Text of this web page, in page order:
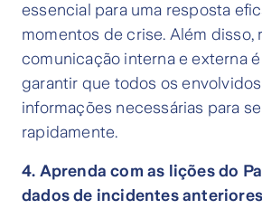
essencial para uma resposta
momentos de crise. Além disso,
comunicação interna e externa
garantir que todos os
informações necessárias para
rapidamente.
4. Aprenda com as lições do
dados de incidentes